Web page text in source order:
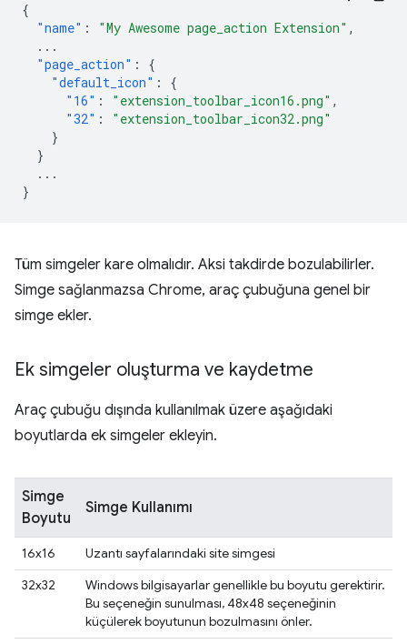
{
"name" : "My Awesome page_action Extension" ,
...
"page_action" :
{
"default_icon" :
{
"16" : "extension_toolbar_icon16.png" ,
"32" :
"extension_toolbar_icon32.png"
}
}
...
}
Tüm simgeler kare olmalıdır. Aksi takdirde bozulabilirler.
Simge sağlanmazsa Chrome, araç çubuğuna genel bir
simge ekler.
Ek simgeler oluşturma ve kaydetme
Araç çubuğu dışında kullanılmak üzere aşağıdaki
boyutlarda ek simgeler ekleyin.
Simge
Boyutu
Simge Kullanımı
16x16
Uzantı sayfalarındaki site simgesi
32x32
Windows bilgisayarlar genellikle bu boyutu gerektirir.
Bu seçeneğin sunulması, 48x48 seçeneğinin
küçülerek boyutunun bozulmasını önler.